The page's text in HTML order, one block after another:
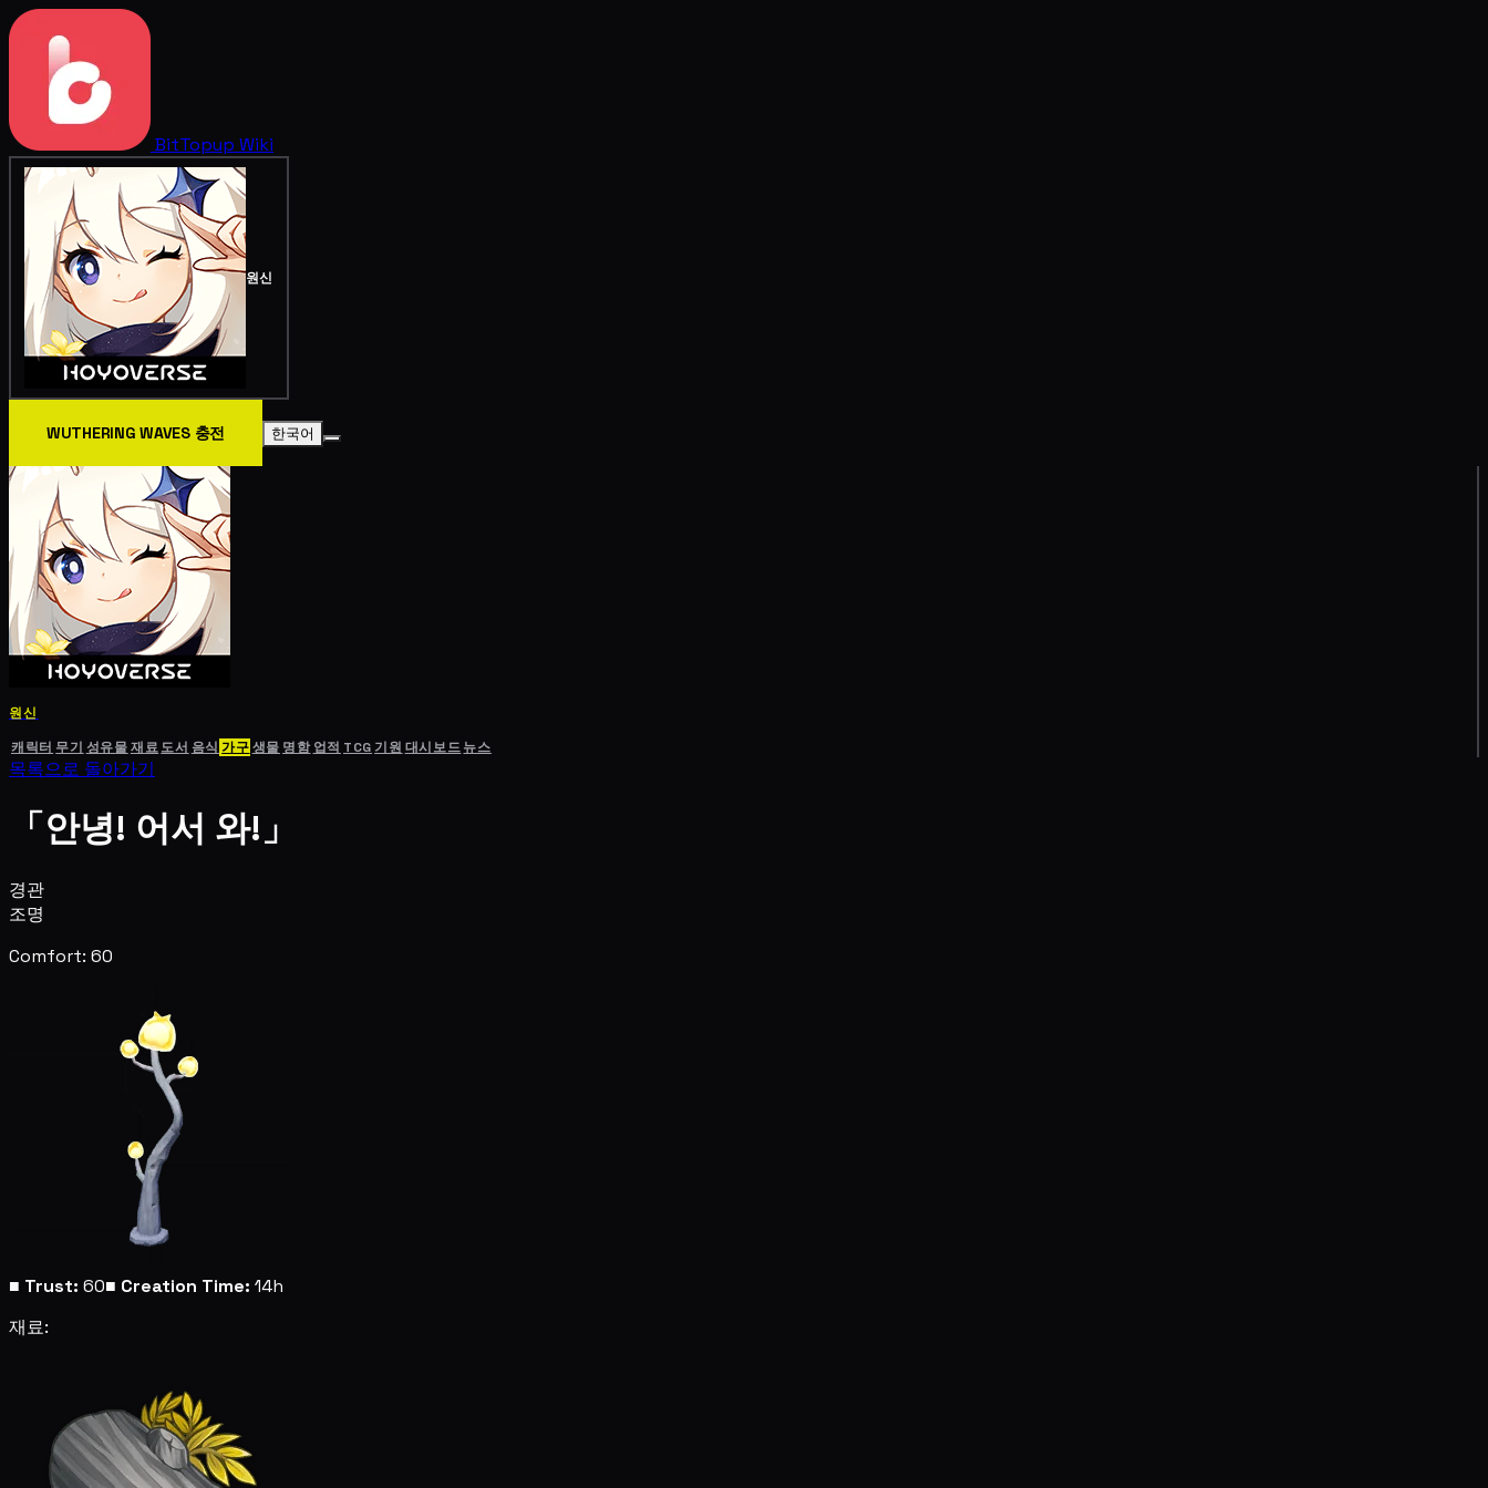
BitTopup Wiki
원신
WUTHERING WAVES 충전 한국어
원신
캐릭터 무기 성유물재료도서 음식 가구생물 명함 업적 TCG기원 대시보드뉴스
목록으로 돌아가기
「안녕! 어서 와!」
경관
조명
Comfort: 60
■ Trust: 60■ Creation Time: 14h
재료: